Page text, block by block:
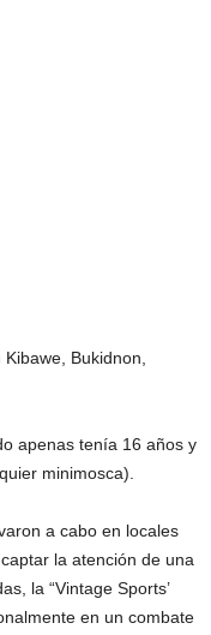
Bukidnon,
apenas tenía 16 años y
minimosca).
a cabo en locales
la atención de una
la “Vintage Sports’
en un combate